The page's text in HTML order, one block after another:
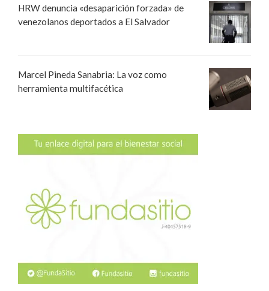
HRW denuncia «desaparición forzada» de
venezolanos deportados a El Salvador
Marcel Pineda Sanabria: La voz como
herramienta multifacética